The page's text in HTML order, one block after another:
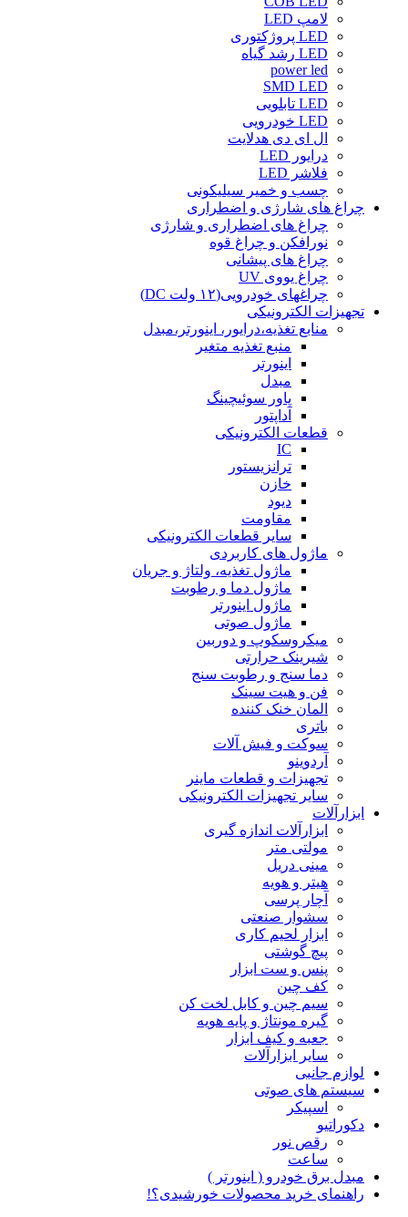
لامپ LED
LED پروژکتوری
LED رشد گیاه
power led
SMD LED
LED تابلویی
LED خودرویی
ال ای دی هدلایت
درایور LED
فلاشر LED
چسب و خمیر سیلیکونی
چراغ های شارژی و اضطراری
چراغ های اضطراری و شارژی
نورافکن و چراغ قوه
چراغ های پیشانی
چراغ یووی UV
چراغهای خودرویی(۱۲ ولت DC)
تجهیزات الکترونیکی
منابع تغذیه،درایور، اینورتر،مبدل
منبع تغذیه متغیر
اینورتر
مبدل
پاور سوئیچینگ
آداپتور
قطعات الکترونیکی
IC
ترانزیستور
خازن
دیود
مقاومت
سایر قطعات الکترونیکی
ماژول های کاربردی
ماژول تغذیه، ولتاژ و جریان
ماژول دما و رطوبت
ماژول اینورتر
ماژول صوتی
میکروسکوپ و دوربین
شیرینک حرارتی
دما سنج و رطوبت سنج
فن و هیت سینک
المان خنک کننده
باتری
سوکت و فیش آلات
آردوینو
تجهیزات و قطعات ماینر
سایر تجهیزات الکترونیکی
ابزارآلات
ابزارآلات اندازه گیری
مولتی متر
مینی دریل
هیتر و هویه
آچار پرسی
سشوار صنعتی
ابزار لحیم کاری
پیچ گوشتی
پنس و ست ابزار
کف چین
سیم چین و کابل لخت کن
گیره مونتاژ و پایه هویه
جعبه و کیف ابزار
سایر ابزارآلات
لوازم جانبی
سیستم های صوتی
اسپیکر
دکوراتیو
رقص نور
ساعت
مبدل برق خودرو ( اینورتر )
راهنمای خرید محصولات خورشیدی؟!